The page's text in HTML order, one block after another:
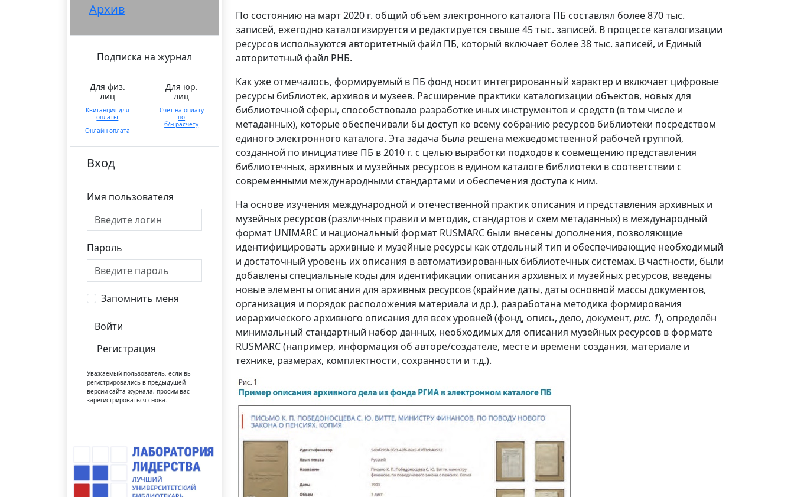
Архив
Подписка на журнал
Для физ.
лиц
Квитанция для
оплаты
Онлайн оплата
Для юр.
лиц
Счет на оплату
по
б/н расчету
Вход
Имя пользователя
Пароль
Запомнить меня
Войти
Регистрация
Уважаемый пользователь, если вы
регистрировались в предыдущей
версии сайта журнала, просим вас
зарегистрироваться снова.
По состоянию на март 2020 г. общий объём электронного каталога ПБ составлял более 870 тыс.
записей, ежегодно каталогизируется и редактируется свыше 45 тыс. записей. В процессе каталогизации
ресурсов используются авторитетный файл ПБ, который включает более 38 тыс. записей, и Единый
авторитетный файл РНБ.
Как уже отмечалось, формируемый в ПБ фонд носит интегрированный характер и включает цифровые
ресурсы библиотек, архивов и музеев. Расширение практики каталогизации объектов, новых для
библиотечной сферы, способствовало разработке иных инструментов и средств (в том числе и
метаданных), которые обеспечивали бы доступ ко всему собранию ресурсов библиотеки посредством
единого электронного каталога. Эта задача была решена межведомственной рабочей группой,
созданной по инициативе ПБ в 2010 г. с целью выработки подходов к совмещению представления
библиотечных, архивных и музейных ресурсов в едином каталоге библиотеки в соответствии с
современными международными стандартами и обеспечения доступа к ним.
На основе изучения международной и отечественной практик описания и представления архивных и
музейных ресурсов (различных правил и методик, стандартов и схем метаданных) в международный
формат UNIMARC и национальный формат RUSMARC были внесены дополнения, позволяющие
идентифицировать архивные и музейные ресурсы как отдельный тип и обеспечивающие необходимый
и достаточный уровень их описания в автоматизированных библиотечных системах. В частности, были
добавлены специальные коды для идентификации описания архивных и музейных ресурсов, введены
новые элементы описания для архивных ресурсов (крайние даты, даты основной массы документов,
организация и порядок расположения материала и др.), разработана методика формирования
иерархического архивного описания для всех уровней (фонд, опись, дело, документ, рис. 1), определён
минимальный стандартный набор данных, необходимых для описания музейных ресурсов в формате
RUSMARC (например, информация об авторе/создателе, месте и времени создания, материале и
технике, размерах, комплектности, сохранности и т.д.).